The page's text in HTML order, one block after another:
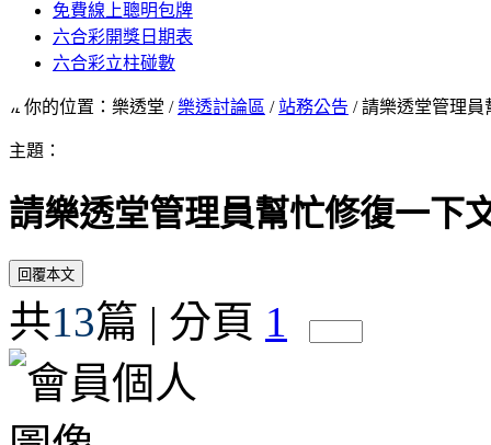
免費線上聰明包牌
六合彩開獎日期表
六合彩立柱碰數
你的位置：樂透堂 /樂透討論區 / 站務公告 / 請樂透堂管理員
主題：
請樂透堂管理員幫忙修復一下
共13篇 | 分頁 1